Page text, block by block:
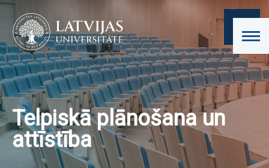
Telpiskā plānošana un
attīstība